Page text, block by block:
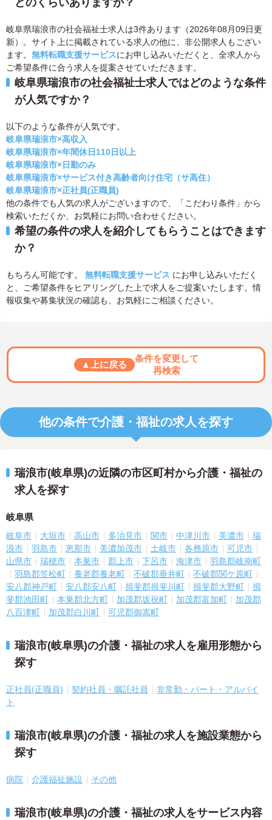
どのくらいありますか？
岐阜県瑞浪市の社会福祉士求人は3件あります（2026年08月09日更
新）。サイト上に掲載されている求人の他に、非公開求人もござい
ます。 無料転職支援サービスにお申し込みいただくと、全求人から
ご希望条件に合う求人を提案させていただきます。
岐阜県瑞浪市の社会福祉士求人ではどのような条件
が人気ですか？
以下のような条件が人気です。
岐阜県瑞浪市×高収入
岐阜県瑞浪市×年間休日110日以上
岐阜県瑞浪市×日勤のみ
岐阜県瑞浪市×サービス付き高齢者向け住宅（サ高住）
岐阜県瑞浪市×正社員(正職員)
他の条件でも人気の求人がございますので、「こだわり条件」から
検索いただくか、お気軽にお問い合わせください。
希望の条件の求人を紹介してもらうことはできます
か？
もちろん可能です。 無料転職支援サービス にお申し込みいただく
と、ご希望条件をヒアリングした上で求人をご提案いたします。情
報収集や募集状況の確認も、お気軽にご相談ください。
▲上に戻る
条件を変更して
再検索
他の条件で介護・福祉の求人を探す
瑞浪市(岐阜県)の近隣の市区町村から介護・福祉の
求人を探す
岐阜県
岐阜市 大垣市 高山市 多治見市 関市 中津川市 美濃市
瑞
浪市
羽島市 恵那市 美濃加茂市 土岐市 各務原市
可児市
山県市
瑞穂市 本巣市 郡上市 下呂市 海津市
羽島郡岐南町
羽島郡笠松町
養老郡養老町 不破郡垂井町
不破郡関ケ原町
安八郡神戸町
安八郡安八町 揖斐郡揖斐川町 揖斐郡大野町
揖
斐郡池田町
本巣郡北方町 加茂郡坂祝町 加茂郡富加町
加茂郡
八百津町
加茂郡白川町 可児郡御嵩町
瑞浪市(岐阜県)の介護・福祉の求人を雇用形態から
探す
正社員(正職員) 契約社員・嘱託社員
非常勤・パート・アルバイ
ト
瑞浪市(岐阜県)の介護・福祉の求人を施設業態から
探す
病院 介護福祉施設 その他
瑞浪市(岐阜県)の介護・福祉の求人をサービス内容